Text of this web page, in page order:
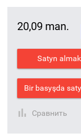
20,09 man.
Satyn almak
Bir basyşda
Сравнить